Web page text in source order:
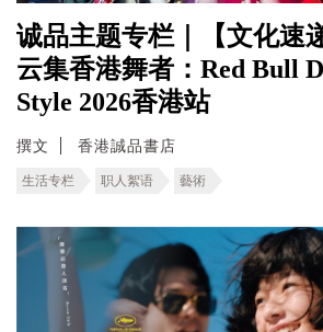
诚品主题专栏｜【文化速
云集香港舞者：Red Bull
Style 2026香港站
撰文 香港誠品書店
生活专栏 职人絮语 藝術